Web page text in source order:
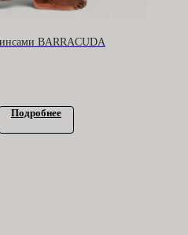
BARRACUDA
Подробнее